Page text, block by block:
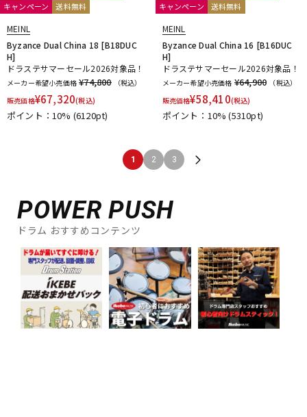
キャンペーン
送料無料
MEINL
Byzance Dual China 18 [B18DUC
H]
ドラステサマーセール2026対象品！
メーカー希望小売価格 ¥74,800
（税込）
販売価格¥67,320(税込)
ポイント：10% (6120pt)
キャンペーン
送料無料
MEINL
Byzance Dual China 16 [B16DUC
H]
ドラステサマーセール2026対象品！
メーカー希望小売価格 ¥64,900
（税込）
販売価格¥58,410(税込)
ポイント：10%(5310pt)
1 2 3
POWER PUSH
ドラム おすすめコンテンツ